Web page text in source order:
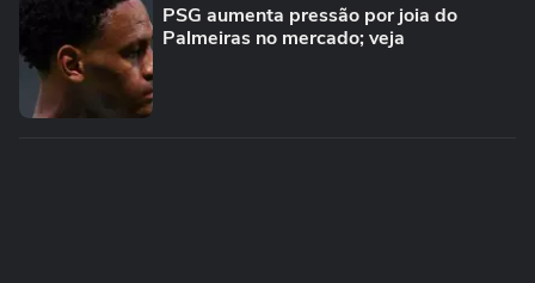
PSG aumenta pressão por joia do
Palmeiras no mercado; veja